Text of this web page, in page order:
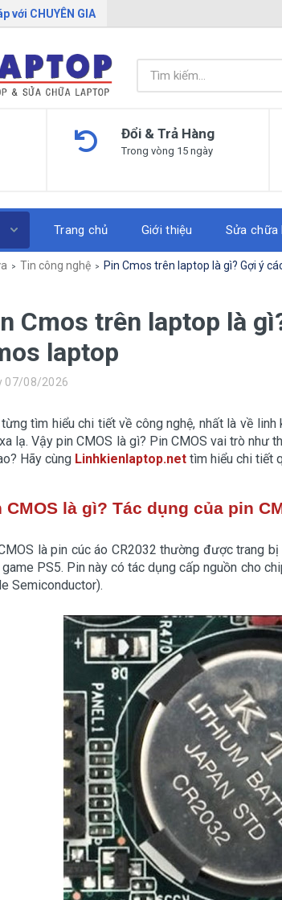
với CHUYÊN GIA
Đổi & Trả Hàng
Trong vòng 15 ngày
Trang chủ Giới thiệu Sửa chữa
Tin công nghệ Pin Cmos trên laptop là gì? Gợi ý
Cmos trên laptop là
laptop
07/08/2026
từng tìm hiểu chi tiết về công nghệ, nhất là về
lạ. Vậy pin CMOS là gì? Pin CMOS vai trò như
Hãy cùng Linhkienlaptop.net tìm hiểu chi tiết
CMOS là gì? Tác dụng của pin
là pin cúc áo CR2032 thường được trang
PS5. Pin này có tác dụng cấp nguồn cho
Semiconductor).